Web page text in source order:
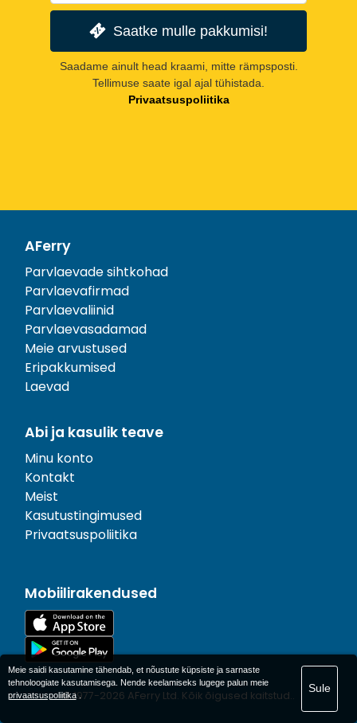
Saatke mulle pakkumisi!
Saadame ainult head kraami, mitte rämpsposti.
Tellimuse saate igal ajal tühistada.
Privaatsuspoliitika
AFerry
Parvlaevade sihtkohad
Parvlaevafirmad
Parvlaevaliinid
Parvlaevasadamad
Meie arvustused
Eripakkumised
Laevad
Abi ja kasulik teave
Minu konto
Kontakt
Meist
Kasutustingimused
Privaatsuspoliitika
Mobiilirakendused
© 1977-2026 AFerry Ltd. Kõik õigused kaitstud..
Meie saidi kasutamine tähendab, et nõustute küpsiste ja sarnaste
tehnoloogiate kasutamisega. Nende keelamiseks lugege palun meie
privaatsuspoliitika.
Sule